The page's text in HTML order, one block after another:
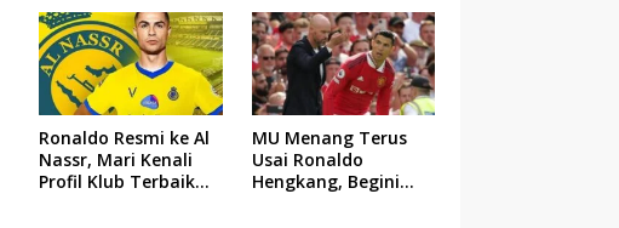
Ronaldo Resmi ke Al
Nassr, Mari Kenali
Profil Klub Terbaik
MU Menang Terus
Usai Ronaldo
Hengkang, Begini